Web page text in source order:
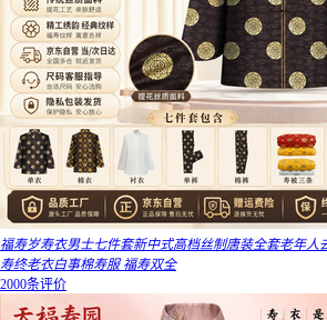
福寿岁寿衣男士七件套新中式高档丝制唐装全套老年人
寿终老衣白事棉寿服 福寿双全
2000条评价